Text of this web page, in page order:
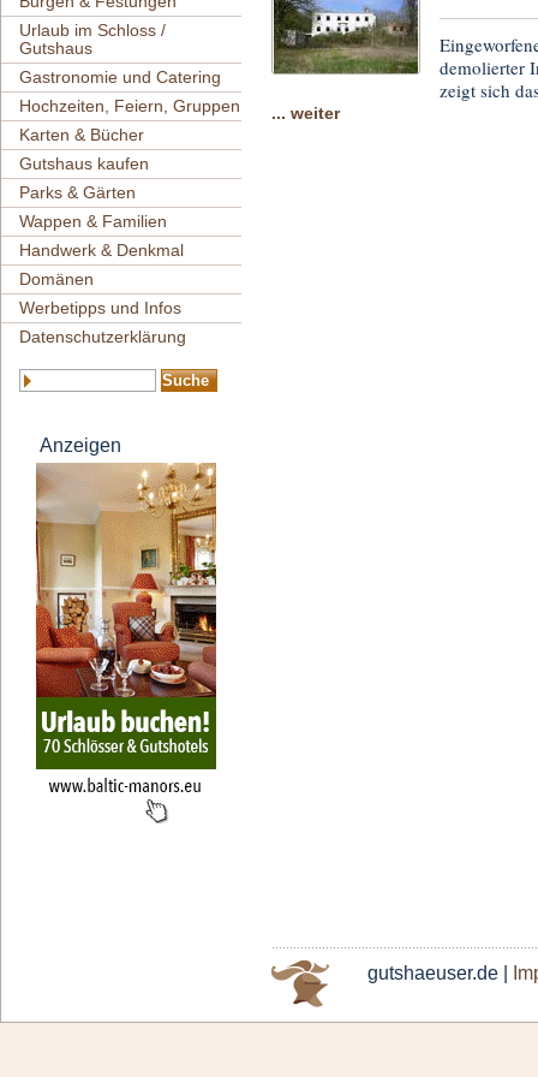
Urlaub im Schloss /
Gutshaus
Gastronomie und Catering
Hochzeiten, Feiern, Gruppen
Karten & Bücher
Gutshaus kaufen
Parks & Gärten
Wappen & Familien
Handwerk & Denkmal
Domänen
Werbetipps und Infos
Datenschutzerklärung
Anzeigen
demolierter
zeigt sich
... weiter
gutshaeuser.de |